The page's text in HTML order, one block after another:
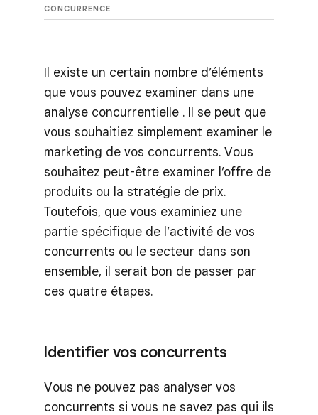
CONCURRENCE
Il existe un certain nombre d’éléments
que vous pouvez examiner dans une
analyse concurrentielle . Il se peut que
vous souhaitiez simplement examiner le
marketing de vos concurrents. Vous
souhaitez peut-être examiner l’offre de
produits ou la stratégie de prix.
Toutefois, que vous examiniez une
partie spécifique de l’activité de vos
concurrents ou le secteur dans son
ensemble, il serait bon de passer par
ces quatre étapes.
Identifier vos concurrents
Vous ne pouvez pas analyser vos
concurrents si vous ne savez pas qui ils